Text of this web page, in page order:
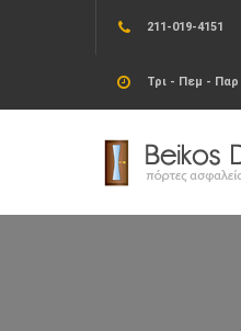
211-019-4151
Τρι - Πεμ - Παρ